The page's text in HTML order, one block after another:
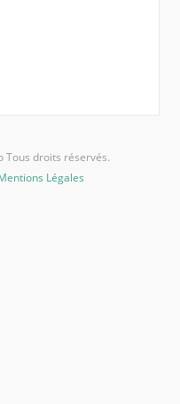
Tous droits réservés.
Légales